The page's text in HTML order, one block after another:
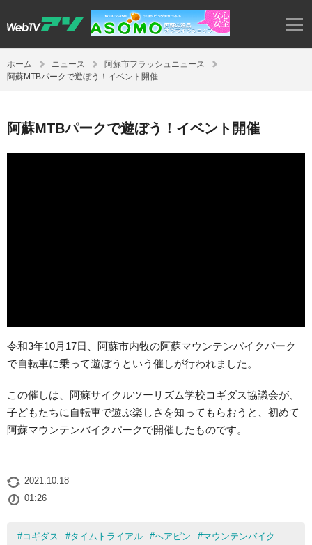
ホーム ニュース
阿蘇市フラッシュニュース
阿蘇MTBパークで遊ぼう！イベント開催
阿蘇MTBパークで遊ぼう！イベント開催
令和3年10月17日、阿蘇市内牧の阿蘇マウンテンバイクパーク
で自転車に乗って遊ぼうという催しが行われました。
この催しは、阿蘇サイクルツーリズム学校コギダス協議会が、
子どもたちに自転車で遊ぶ楽しさを知ってもらおうと、初めて
阿蘇マウンテンバイクパークで開催したものです。
2021.10.18
01:26
#コギダス #タイムトライアル #ヘアピン #マウンテンバイク